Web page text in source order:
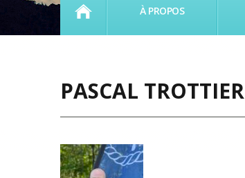
ACCUEILÀ PROPOS
PASCAL TROTTIER